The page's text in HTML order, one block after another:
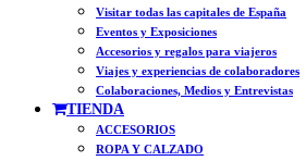
Visitar todas las capitales de España
Eventos y Exposiciones
Accesorios y regalos para viajeros
Viajes y experiencias de colaboradores
Colaboraciones, Medios y Entrevistas
TIENDA
ACCESORIOS
ROPA Y CALZADO